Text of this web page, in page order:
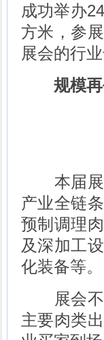
成功举办
方米，参
展会的行
规模
本届展
产业全链
预制调理
及深加工
化装备等。
展会不
主要肉类